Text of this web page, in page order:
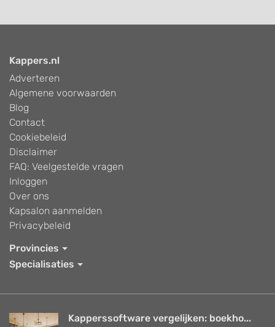
Kappers.nl
Adverteren
Algemene voorwaarden
Blog
Contact
Cookiebeleid
Disclaimer
FAQ: Veelgestelde vragen
Inloggen
Over ons
Kapsalon aanmelden
Privacybeleid
Provincies
Specialisaties
Kapperssoftware vergelijken: boekho...